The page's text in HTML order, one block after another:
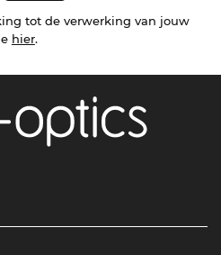
tot de verwerking van jouw
hier.